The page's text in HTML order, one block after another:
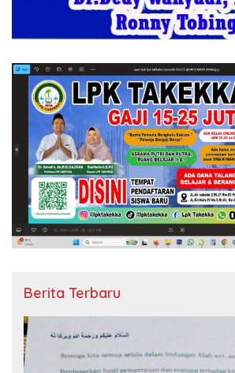
Berita Terbaru